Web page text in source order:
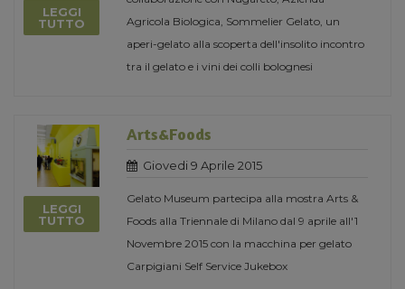
LEGGI
TUTTO
Agricola Biologica, Sommelier Gelato, un
aperi-gelato alla scoperta dell'insolito incontro
tra il gelato e i vini dei colli bolognesi
LEGGI
TUTTO
Arts&Foods
Giovedi 9 Aprile 2015
Gelato Museum partecipa alla mostra Arts &
Foods alla Triennale di Milano dal 9 aprile all'1
Novembre 2015 con la macchina per gelato
Carpigiani Self Service Jukebox